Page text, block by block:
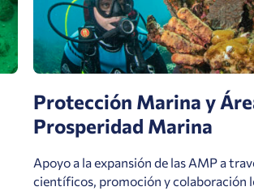
Protección Marina y
Prosperidad Marina
Apoyo a la expansión de las AMP a
científicos, promoción y colaboración